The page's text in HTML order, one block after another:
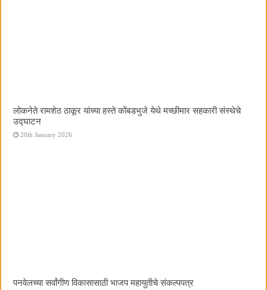
लोकनेते रामशेठ ठाकूर यांच्या हस्ते कोंबडभुजे येथे मच्छीमार सहकारी संस्थेचे
उद्घाटन
20th January 2026
पनवेलच्या सर्वांगीण विकासासाठी भाजप महायुतीचे संकल्पपत्र